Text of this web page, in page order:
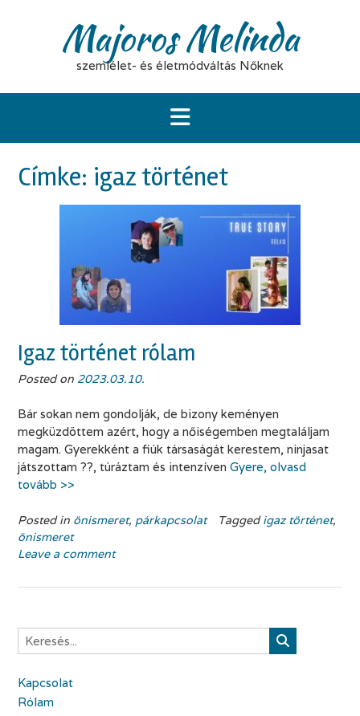
Majoros Melinda
szemlélet- és életmódváltás Nőknek
Címke: igaz történet
Igaz történet rólam
Posted on 2023.03.10.
Bár sokan nem gondolják, de bizony keményen
megküzdöttem azért, hogy a nőiségemben megtaláljam
magam. Gyerekként a fiúk társaságát kerestem, ninjasat
játszottam ??, túráztam és intenzíven Gyere, olvasd
tovább >>
Posted in önismeret, párkapcsolat Taggedigaz történet,
önismeret
Leave a comment
Kapcsolat
Rólam